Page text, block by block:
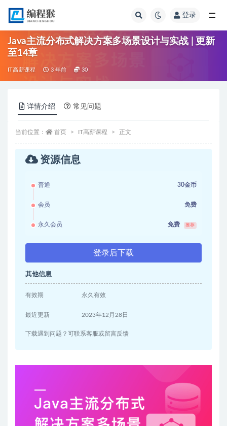
登录
Java主流分布式解决方案多场景设计与实战 | 更新
至14章
IT高薪课程 3 年前 30
详情介绍 常见问题
当前位置： 首页 IT高薪课程 正文
资源信息
普通 30金币
会员 免费
永久会员 免费 推荐
登录后下载
其他信息
有效期 永久有效
最近更新 2023年12月28日
下载遇到问题？可联系客服或留言反馈